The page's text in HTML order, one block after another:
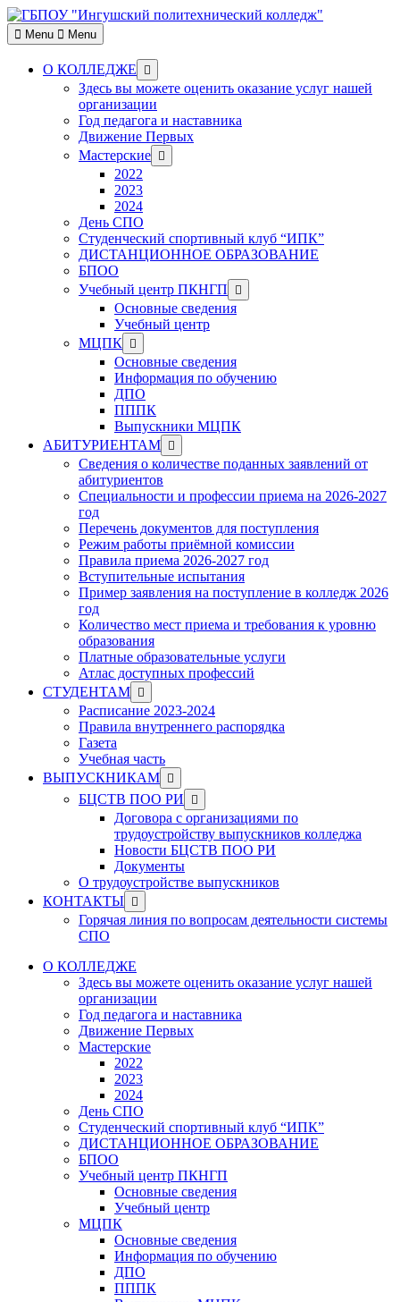
Skip
to
content
Menu Menu
О КОЛЛЕДЖЕ
Show
sub
menu
Здесь вы можете оценить оказание услуг нашей
организации
Год педагога и наставника
Движение Первых
Мастерские Show
sub
2022
2023
2024
День СПО
Студенческий спортивный клуб “ИПК”
ДИСТАНЦИОННОЕ ОБРАЗОВАНИЕ
БПОО
Учебный центр ПКНГП
Show
sub
menu
Основные сведения
Учебный центр
МЦПК Show
sub
menu
Основные сведения
Информация по обучению
ДПО
ПППК
Выпускники МЦПК
АБИТУРИЕНТАМ Show
sub
menu
Сведения о количестве поданных заявлений от
абитуриентов
Специальности и профессии приема на 2026-2027
год
Перечень документов для поступления
Режим работы приёмной комиссии
Правила приема 2026-2027 год
Вступительные испытания
Пример заявления на поступление в колледж 2026
год
Количество мест приема и требования к уровню
образования
Платные образовательные услуги
Атлас доступных профессий
СТУДЕНТАМ Show
sub
menu
Расписание 2023-2024
Правила внутреннего распорядка
Газета
Учебная часть
ВЫПУСКНИКАМ Show
sub
menu
БЦСТВ ПОО РИ
Show
sub
menu
Договора с организациями по
трудоустройству выпускников колледжа
Новости БЦСТВ ПОО РИ
Документы
О трудоустройстве выпускников
КОНТАКТЫ Show
sub
menu
Горячая линия по вопросам деятельности системы
СПО
О КОЛЛЕДЖЕ
Здесь вы можете оценить оказание услуг нашей
организации
Год педагога и наставника
Движение Первых
Мастерские
2022
2023
2024
День СПО
Студенческий спортивный клуб “ИПК”
ДИСТАНЦИОННОЕ ОБРАЗОВАНИЕ
БПОО
Учебный центр ПКНГП
Основные сведения
Учебный центр
МЦПК
Основные сведения
Информация по обучению
ДПО
ПППК